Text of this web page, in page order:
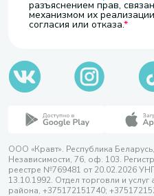
разъяснением прав,
механизмом их
согласия или отказа.
ООО «Кравт». Республика
Независимости, 76, оф. 103.
реестре №769481 от 20.02.2026
13.10.1992. Отдел торговли и
района, +375172151740;